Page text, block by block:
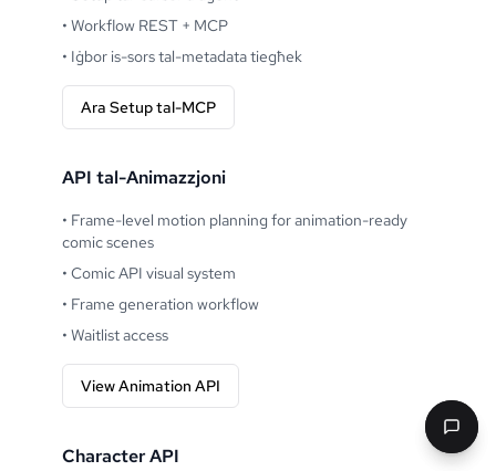
• Workflow REST + MCP
• Iġbor is-sors tal-metadata tiegħek
Ara Setup tal-MCP
API tal-Animazzjoni
• Frame-level motion planning for animation-ready
comic scenes
• Comic API visual system
• Frame generation workflow
• Waitlist access
View Animation API
Character API